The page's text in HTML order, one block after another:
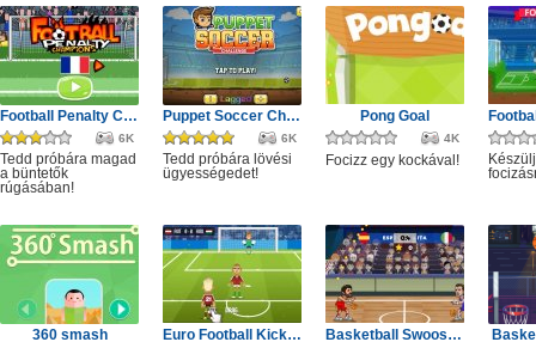
Football Penalty Champions
6K
Tedd próbára magad
a büntetők
rúgásában!
Puppet Soccer Challenge
6K
Tedd próbára lövési
ügyességedet!
Pong Goal
4K
Focizz egy kockával!
360 smash Euro Football Kick 2016 Basketball Swooshes